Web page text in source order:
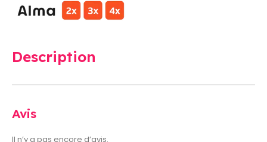
Description
Avis
Il n’y a pas encore d’avis.